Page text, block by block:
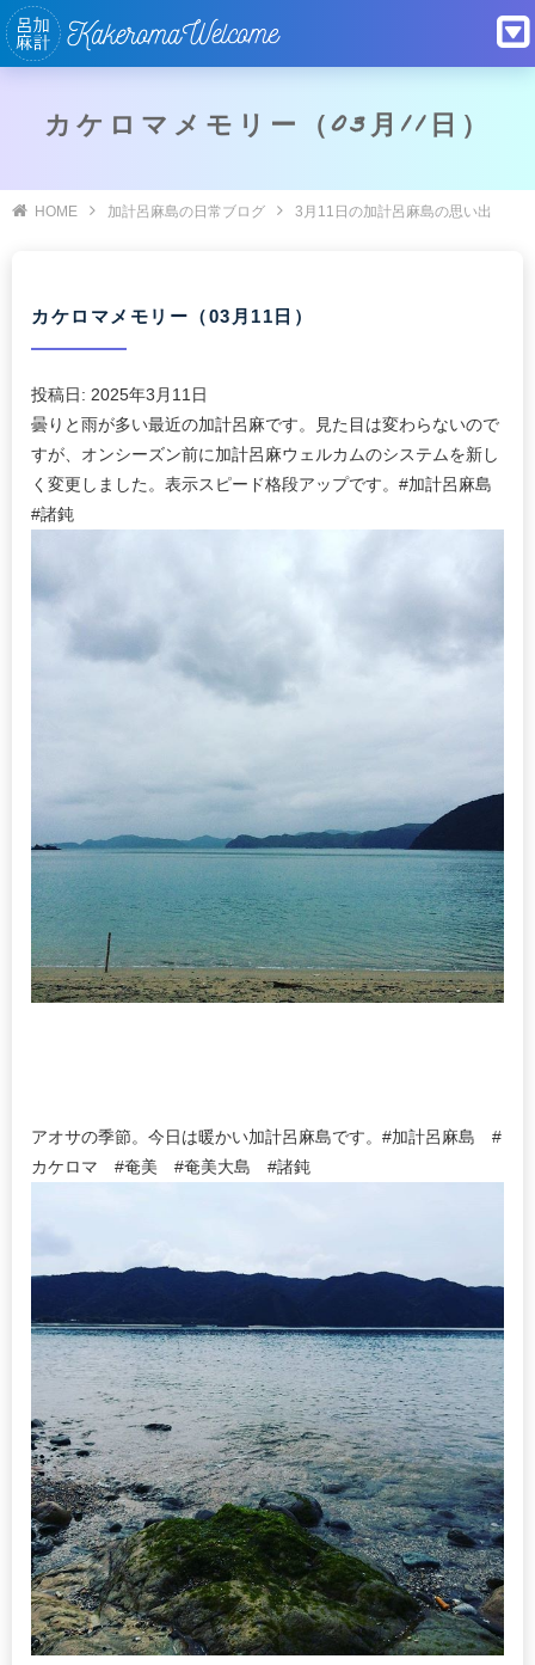
カケロマメモリー（03月11日）
HOME 加計呂麻島の日常ブログ 3月11日の加計呂麻島の思い出
カケロマメモリー（03月11日）
投稿日: 2025年3月11日
曇りと雨が多い最近の加計呂麻です。見た目は変わらないので
すが、オンシーズン前に加計呂麻ウェルカムのシステムを新し
く変更しました。表示スピード格段アップです。#加計呂麻島
#諸鈍
アオサの季節。今日は暖かい加計呂麻島です。#加計呂麻島 #
カケロマ #奄美 #奄美大島 #諸鈍